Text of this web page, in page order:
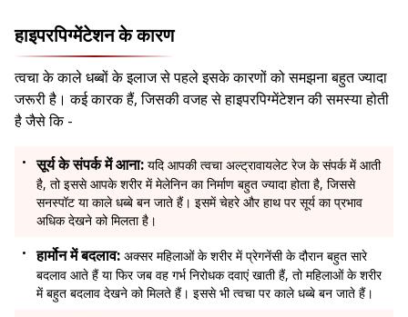
हाइपरपिग्मेंटेशन के कारण
त्वचा के काले धब्बों के इलाज से पहले इसके कारणों को समझना बहुत ज्यादा
जरूरी है। कई कारक हैं, जिसकी वजह से हाइपरपिग्मेंटेशन की समस्या होती
है जैसे कि -
सूर्य के संपर्क में आना: यदि आपकी त्वचा अल्ट्रावायलेट रेज के संपर्क में आती
है, तो इससे आपके शरीर में मेलेनिन का निर्माण बहुत ज्यादा होता है, जिससे
सनस्पॉट या काले धब्बे बन जाते हैं। इसमें चेहरे और हाथ पर सूर्य का प्रभाव
अधिक देखने को मिलता है।
हार्मोन में बदलाव: अक्सर महिलाओं के शरीर में प्रेगनेंसी के दौरान बहुत सारे
बदलाव आते हैं या फिर जब वह गर्भ निरोधक दवाएं खाती हैं, तो महिलाओं के शरीर
में बहुत बदलाव देखने को मिलते हैं। इससे भी त्वचा पर काले धब्बे बन जाते हैं।